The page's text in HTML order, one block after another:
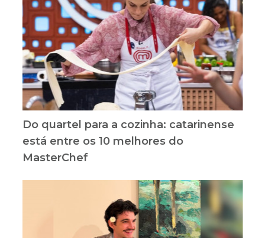
Do quartel para a cozinha: catarinense
está entre os 10 melhores do
MasterChef